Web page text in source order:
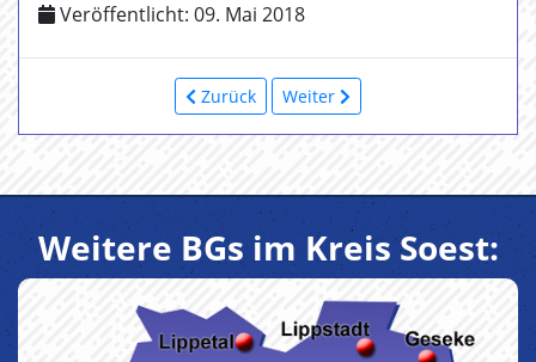
Veröffentlicht: 09. Mai 2018
Zurück Weiter
Weitere BGs im Kreis Soest: